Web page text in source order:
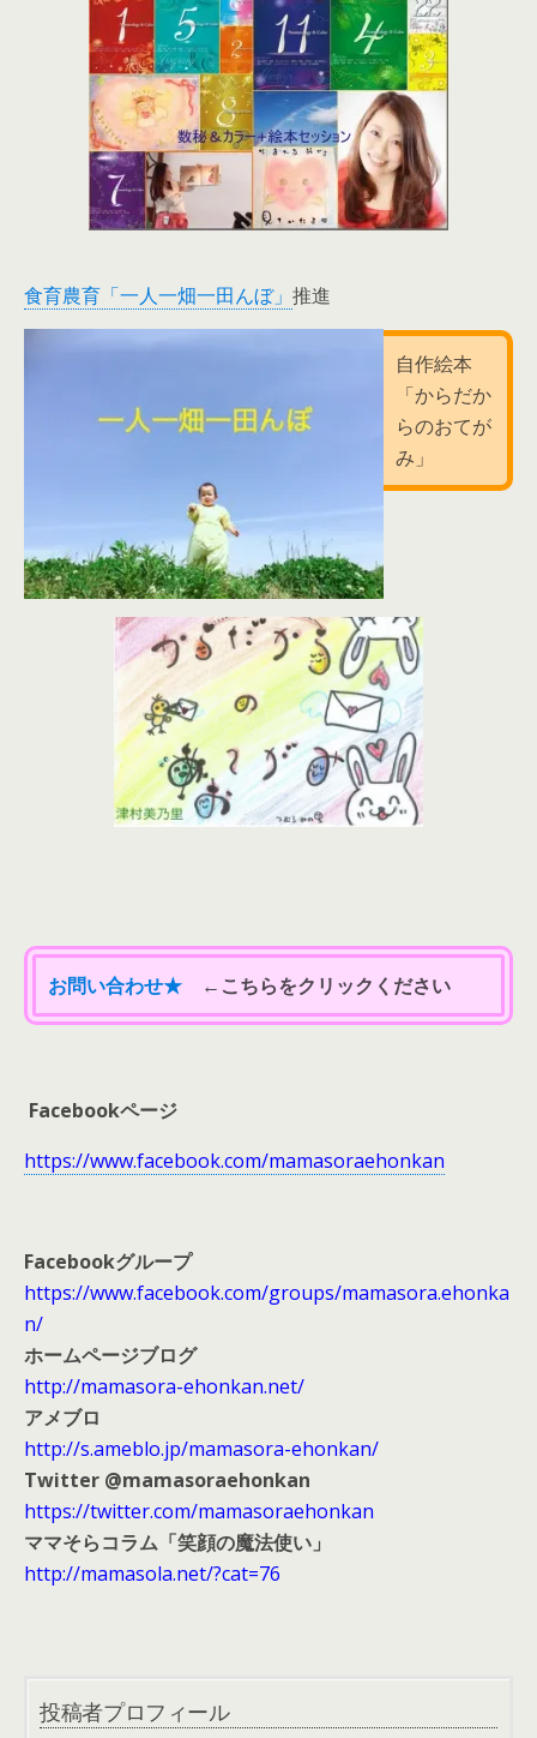
食育農育「一人一畑一田んぼ」 推進
自作絵本
「からだか
らのおてが
み」
お問い合わせ★ ←こちらをクリックください
Facebookページ
https://www.facebook.com/mamasoraehonkan
Facebookグループ
https://www.facebook.com/groups/mamasora.ehonka
n/
ホームページブログ
http://mamasora-ehonkan.net/
アメブロ
http://s.ameblo.jp/mamasora-ehonkan/
Twitter @mamasoraehonkan
https://twitter.com/mamasoraehonkan
ママそらコラム「笑顔の魔法使い」
http://mamasola.net/?cat=76
投稿者プロフィール